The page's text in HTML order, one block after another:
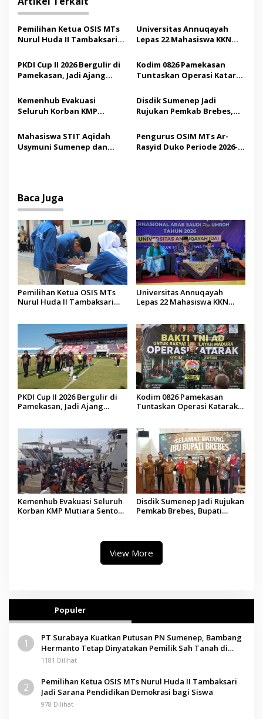
a
s
i
p
o
s
Pemilihan Ketua OSIS MTs
Nurul Huda II Tambaksari
Demokrasi bagi Siswa
Universitas Annuqayah
Lepas 22 Mahasiswa KKN
Saudi
PKDI Cup II 2026 Bergulir di
Pamekasan, Jadi Ajang
Madura
Kodim 0826 Pamekasan
Tuntaskan Operasi Katarak
Tindakan Medis
Kemenhub Evakuasi
Seluruh Korban KMP
Operator Diaudit
Disdik Sumenep Jadi
Rujukan Pemkab Brebes,
Pendidikan Berbasis
Budaya
Mahasiswa STIT Aqidah
Usymuni Sumenep dan
Pengurus OSIM MTs Ar-
Rasyid Duko Periode 2026-
Baca Juga
Pemilihan Ketua OSIS MTs
Nurul Huda II Tambaksari
Universitas Annuqayah
Lepas 22 Mahasiswa KKN
PKDI Cup II 2026 Bergulir di
Pamekasan, Jadi Ajang
Kodim 0826 Pamekasan
Tuntaskan Operasi Katarak
Kemenhub Evakuasi Seluruh
Korban KMP Mutiara Sentosa
Disdik Sumenep Jadi Rujukan
Pemkab Brebes, Bupati
View More
Populer
1
PT Surabaya Kuatkan Putusan PN Sumenep, Bambang
Hermanto Tetap Dinyatakan Pemilik Sah Tanah di
Pamolokan
1181 Dilihat
2
Pemilihan Ketua OSIS MTs Nurul Huda II Tambaksari
Jadi Sarana Pendidikan Demokrasi bagi Siswa
978 Dilihat